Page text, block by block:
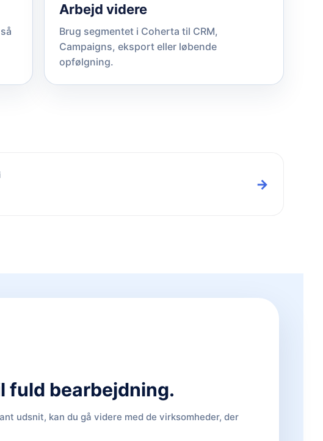
Arbejd videre
Brug segmentet i Coherta til CRM,
Campaigns, eksport eller løbende
opfølgning.
→
fuld bearbejdning.
udsnit, kan du gå videre med de virksomheder, der